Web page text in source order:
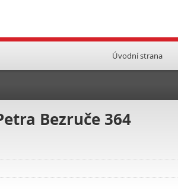
Úvodní strana
Bezruče 364